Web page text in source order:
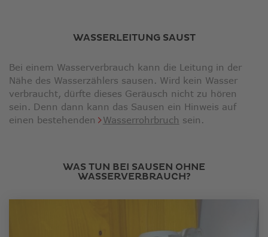
WASSERLEITUNG SAUST
Bei einem Wasserverbrauch kann die Leitung in der
Nähe des Wasserzählers sausen. Wird kein Wasser
verbraucht, dürfte dieses Geräusch nicht zu hören
sein. Denn dann kann das Sausen ein Hinweis auf
einen bestehenden Wasserrohrbruch sein.
WAS TUN BEI SAUSEN OHNE
WASSERVERBRAUCH?